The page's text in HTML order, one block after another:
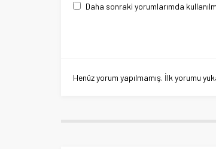
Daha sonraki yorumlarımda
Henüz yorum yapılmamış. İlk yorumu